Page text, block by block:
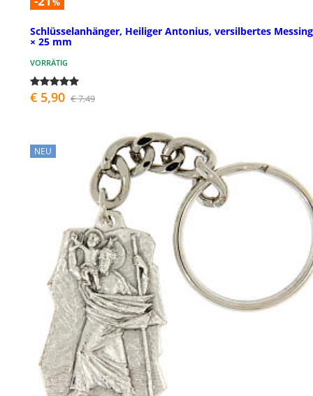
Schlüsselanhänger, Heiliger Antonius, versilbertes
× 25 mm
VORRÄTIG
€ 5,90 € 7,49
NEU